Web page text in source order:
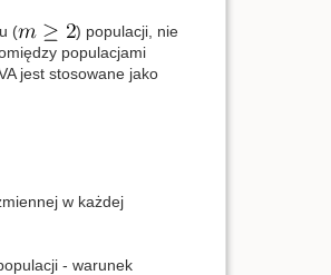
(
) populacji, nie
populacjami
jest stosowane jako
w każdej
- warunek